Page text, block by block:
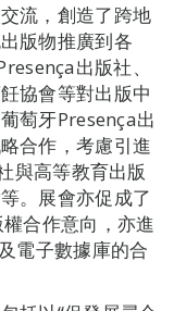
流，創造了跨地
版物推廣到各
出版社、
協會等對出版中
萄牙Presença出
合作，考慮引進
與高等教育出版
。展會亦促成了
合作意向，亦進
電子數據庫的合